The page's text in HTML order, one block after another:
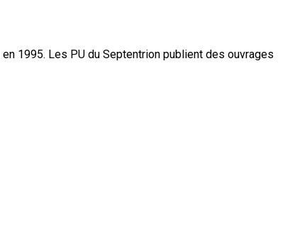
1995. Les PU du Septentrion publient des ouvrages